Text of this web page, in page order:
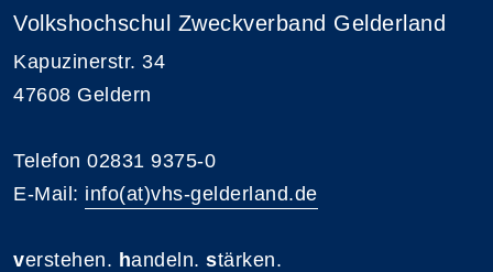
Volkshochschul Zweckverband Gelderland
Kapuzinerstr. 34
47608 Geldern
Telefon 02831 9375-0
E-Mail: info(at)vhs-gelderland.de
verstehen. handeln. stärken.